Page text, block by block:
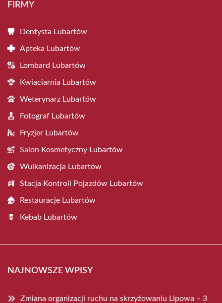
FIRMY
Dentysta Lubartów
Apteka Lubartów
Lombard Lubartów
Kwiaciarnia Lubartów
Weterynarz Lubartów
Fotograf Lubartów
Fryzjer Lubartów
Salon Kosmetyczny Lubartów
Wulkanizacja Lubartów
Stacja Kontroli Pojazdów Lubartów
Restauracje Lubartów
Kebab Lubartów
NAJNOWSZE WPISY
Zmiana organizacji ruchu na skrzyżowaniu Lipowa – 3